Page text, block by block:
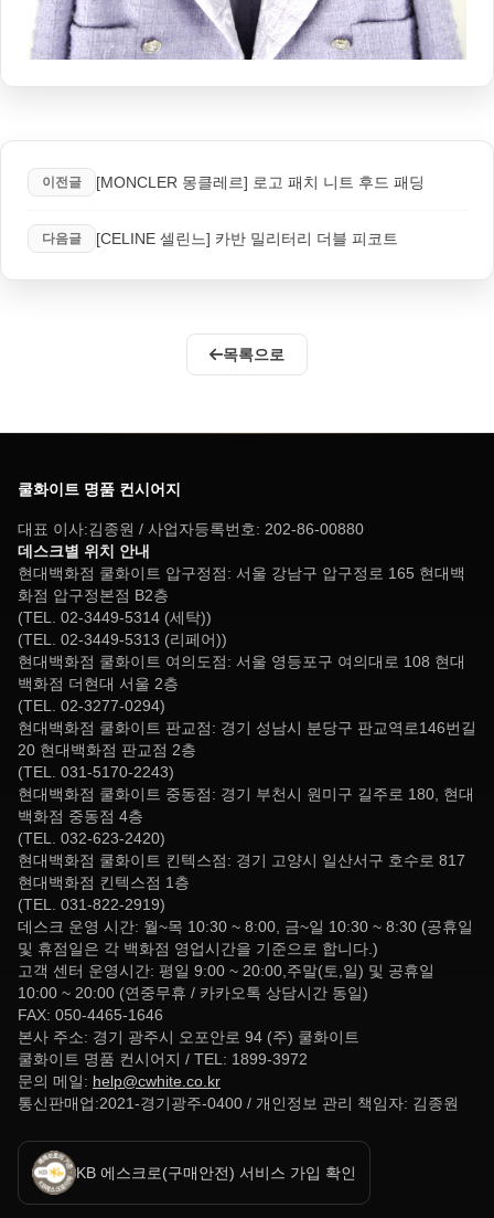
이전글 [MONCLER 몽클레르] 로고 패치 니트 후드 패딩
다음글 [CELINE 셀린느] 카반 밀리터리 더블 피코트
목록으로
쿨화이트 명품 컨시어지
대표 이사:김종원 / 사업자등록번호: 202-86-00880
데스크별 위치 안내
현대백화점 쿨화이트 압구정점: 서울 강남구 압구정로 165 현대백
화점 압구정본점 B2층
(TEL. 02-3449-5314 (세탁))
(TEL. 02-3449-5313 (리페어))
현대백화점 쿨화이트 여의도점: 서울 영등포구 여의대로 108 현대
백화점 더현대 서울 2층
(TEL. 02-3277-0294)
현대백화점 쿨화이트 판교점: 경기 성남시 분당구 판교역로146번길
20 현대백화점 판교점 2층
(TEL. 031-5170-2243)
현대백화점 쿨화이트 중동점: 경기 부천시 원미구 길주로 180, 현대
백화점 중동점 4층
(TEL. 032-623-2420)
현대백화점 쿨화이트 킨텍스점: 경기 고양시 일산서구 호수로 817
현대백화점 킨텍스점 1층
(TEL. 031-822-2919)
데스크 운영 시간: 월~목 10:30 ~ 8:00, 금~일 10:30 ~ 8:30 (공휴일
및 휴점일은 각 백화점 영업시간을 기준으로 합니다.)
고객 센터 운영시간: 평일 9:00 ~ 20:00,주말(토,일) 및 공휴일
10:00 ~ 20:00 (연중무휴 / 카카오톡 상담시간 동일)
FAX: 050-4465-1646
본사 주소: 경기 광주시 오포안로 94 (주) 쿨화이트
쿨화이트 명품 컨시어지 / TEL: 1899-3972
문의 메일: help@cwhite.co.kr
통신판매업:2021-경기광주-0400 / 개인정보 관리 책임자: 김종원
KB 에스크로(구매안전) 서비스 가입 확인